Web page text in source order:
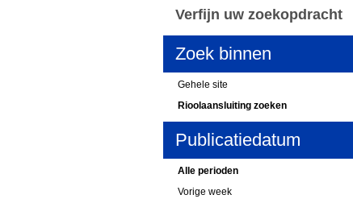
Verfijn uw zoekopdracht
Zoek binnen
Gehele site
Rioolaansluiting zoeken
Publicatiedatum
Alle perioden
Vorige week